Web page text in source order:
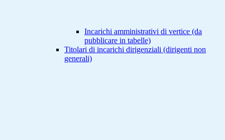
Incarichi amministrativi di vertice (da
pubblicare in tabelle)
Titolari di incarichi dirigenziali (dirigenti non
generali)